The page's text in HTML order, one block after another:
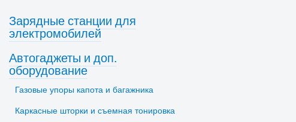
Зарядные станции для
электромобилей
Автогаджеты и доп.
оборудование
Газовые упоры капота и багажника
Каркасные шторки и съемная тонировка